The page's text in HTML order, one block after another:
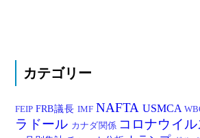
カテゴリー
FEIPFRB議長IMF NAFTA USMCA
ラドール カナダ関係 コロナウイル